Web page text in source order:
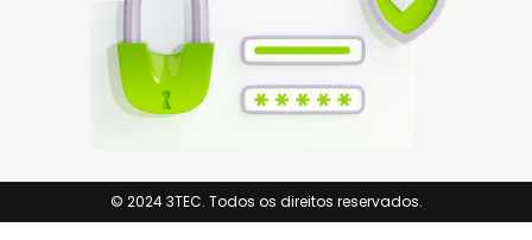
© 2024 3TEC. Todos os direitos reservados.